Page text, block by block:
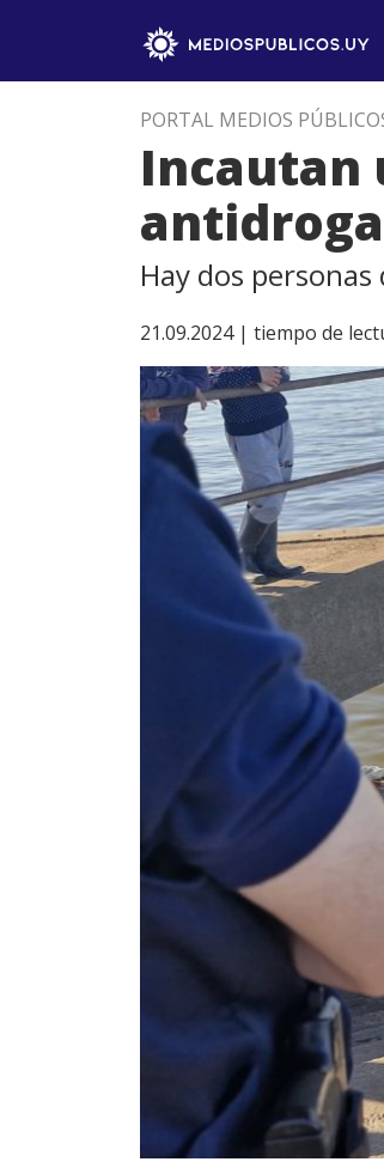
PORTAL MEDIOS
Incautan
Hay dos
21.09.2024 | tiempo de